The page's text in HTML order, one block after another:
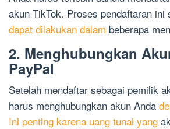
akun TikTok. Proses pendaftaran ini
dapat dilakukan dalam beberapa
2. Menghubungkan
PayPal
Setelah mendaftar sebagai pemilik
harus menghubungkan akun Anda
Ini penting karena uang tunai yang